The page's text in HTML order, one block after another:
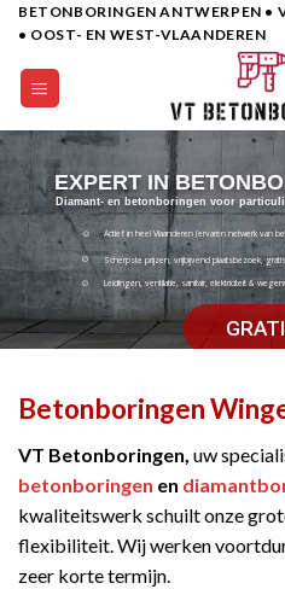
Skip
content
BETONBORINGEN ANTWERPEN •
• OOST- EN WEST-VLAANDEREN
EXPERT IN
Diamant- en betonboringen voor
Actief in heel Vlaanderen (ervaren netwerk van
Scherpste prijzen, vrijbijvend plaatsbezoek,
Leidingen, ventilatie, sanitair, elektriciteit &
Betonboringen
VT Betonboringen, uw
betonboringen en
kwaliteitswerk schuilt onze
flexibiliteit. Wij werken
zeer korte termijn.